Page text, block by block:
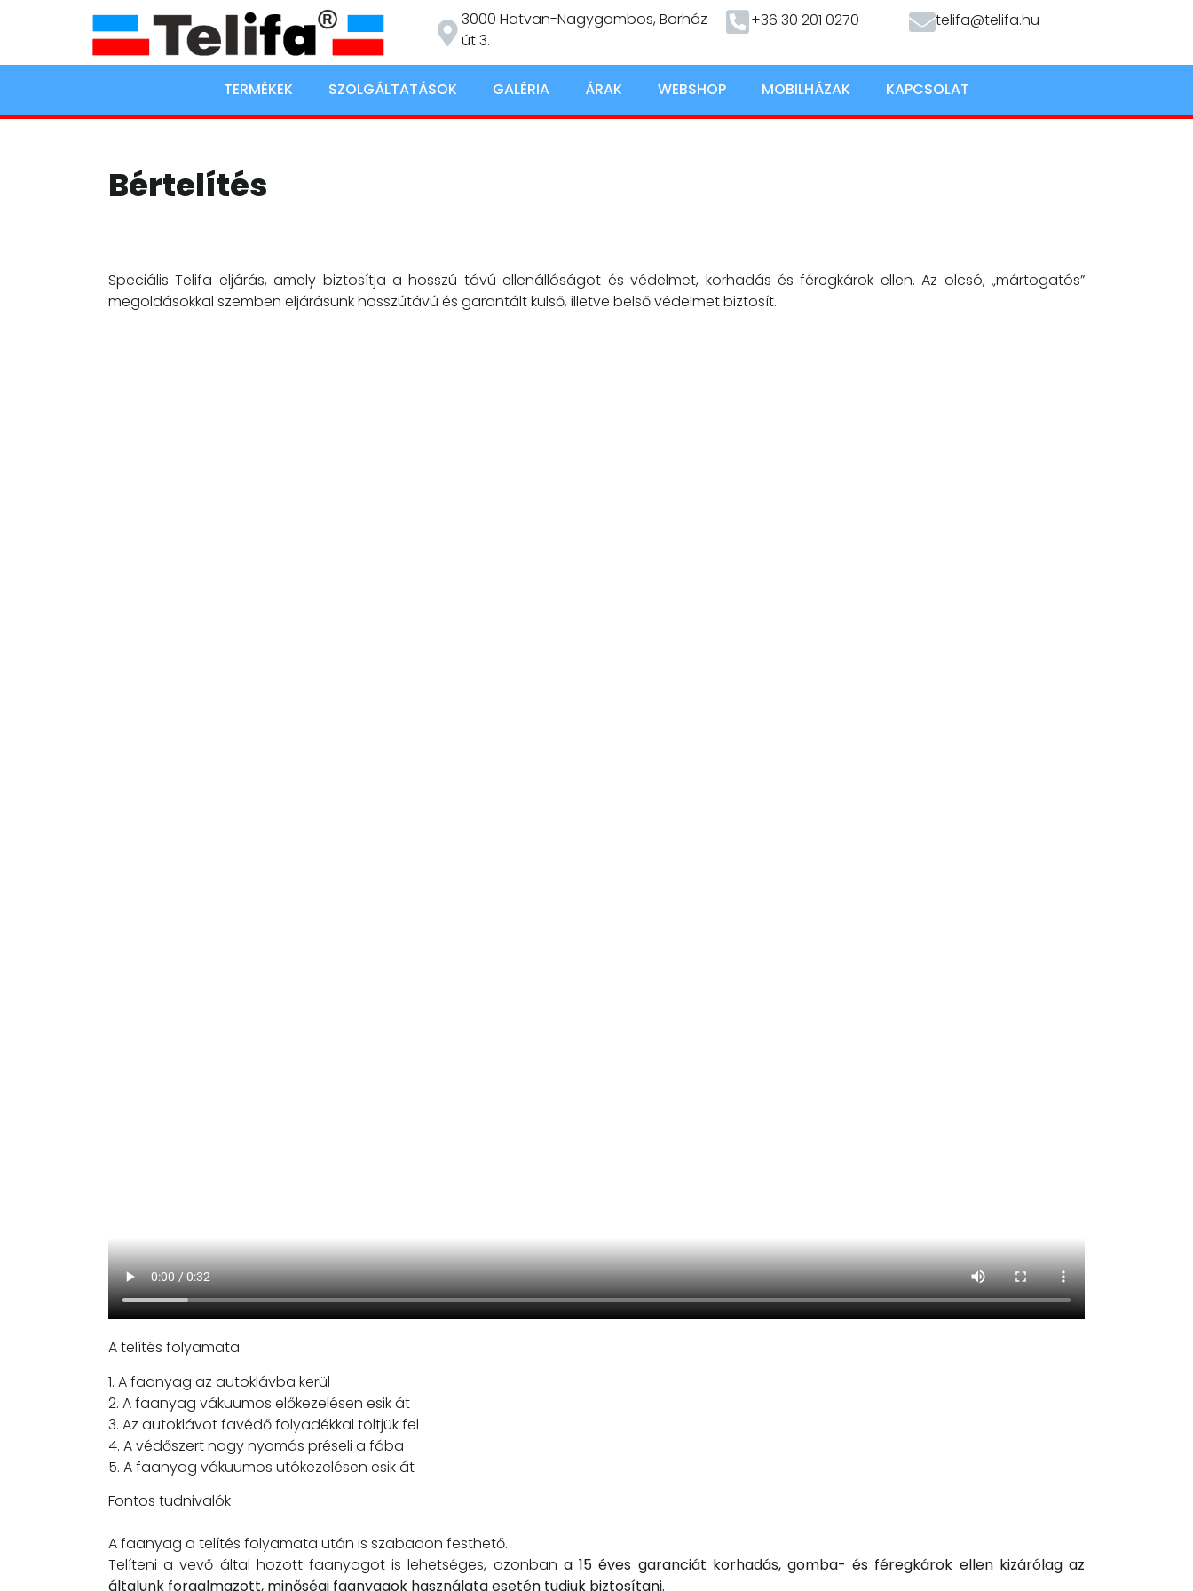
3000 Hatvan-Nagygombos, Borház
út 3.
+36 30 201 0270 telifa@telifa.hu
TERMÉKEK SZOLGÁLTATÁSOK GALÉRIA ÁRAK WEBSHOP MOBILHÁZAK KAPCSOLAT
Bértelítés
Speciális Telifa eljárás, amely biztosítja a hosszú távú ellenállóságot és védelmet, korhadás és féregkárok ellen. Az olcsó, „mártogatós”
megoldásokkal szemben eljárásunk hosszútávú és garantált külső, illetve belső védelmet biztosít.
A telítés folyamata
1. A faanyag az autoklávba kerül
2. A faanyag vákuumos előkezelésen esik át
3. Az autoklávot favédő folyadékkal töltjük fel
4. A védőszert nagy nyomás préseli a fába
5. A faanyag vákuumos utókezelésen esik át
Fontos tudnivalók
A faanyag a telítés folyamata után is szabadon festhető.
Telíteni a vevő által hozott faanyagot is lehetséges, azonban a 15 éves garanciát korhadás, gomba- és féregkárok ellen kizárólag az
általunk forgalmazott, minőségi faanyagok használata esetén tudjuk biztosítani.